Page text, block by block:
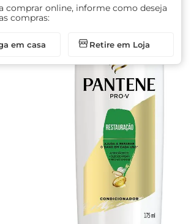
comprar online, informe como deseja
compras:
em casa Retire em Loja
café
azeite
arroz